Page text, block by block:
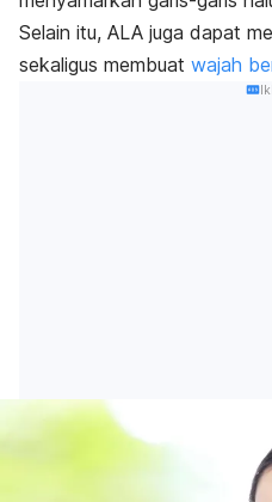
Selain itu, ALA juga dapat
sekaligus membuat wajah